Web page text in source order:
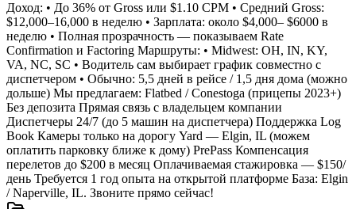
Доход: • До 36% от Gross или $1.10 CPM • Средний Gross:
$12,000–16,000 в неделю • Зарплата: около $4,000– $6000 в
неделю • Полная прозрачность — показываем Rate
Confirmation и Factoring Маршруты: • Midwest: OH, IN, KY,
VA, NC, SC • Водитель сам выбирает график совместно с
диспетчером • Обычно: 5,5 дней в рейсе / 1,5 дня дома (можно
дольше) Мы предлагаем: Flatbed / Conestoga (прицепы 2023+)
Без депозита Прямая связь с владельцем компании
Диспетчеры 24/7 (до 5 машин на диспетчера) Поддержка Log
Book Камеры только на дорогу Yard — Elgin, IL (можем
оплатить парковку ближе к дому) PrePass Компенсация
перелетов до $200 в месяц Оплачиваемая стажировка — $150/
день Требуется 1 год опыта на открытой платформе База: Elgin
/ Naperville, IL. Звоните прямо сейчас!